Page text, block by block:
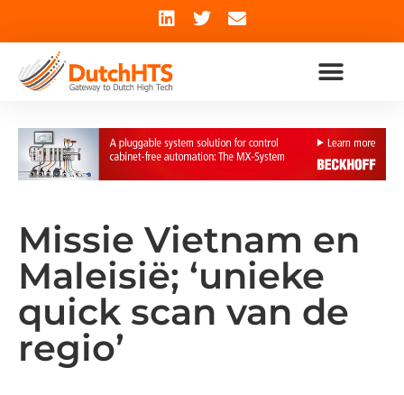
Missie Vietnam en
Maleisië; ‘unieke
quick scan van de
regio’